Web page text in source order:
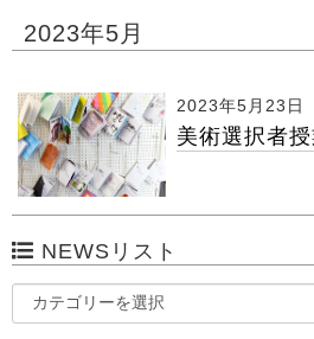
2023年5月
2023年5月23日
美術選択者
NEWSリスト